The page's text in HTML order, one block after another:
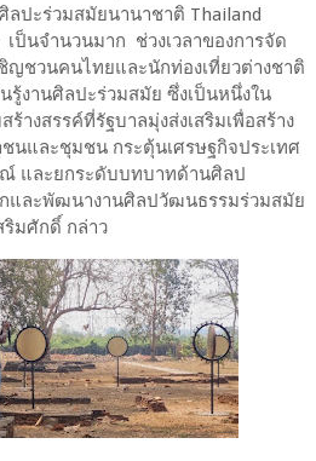
ลปะร่วมสมัยนานาชาติ Thailand
เป็นจำนวนมาก ช่วงเวลาของการจัด
ญชวนคนไทยและนักท่องเที่ยวต่างชาติ
รู้งานศิลปะร่วมสมัย ซึ่งเป็นหนึ่งใน
างสรรค์ที่รัฐบาลมุ่งส่งเสริมเพื่อสร้าง
นและชุมชน กระตุ้นเศรษฐกิจประเทศ
และยกระดับบทบาทด้านศิลป
และพัฒนางานศิลปวัฒนธรรมร่วมสมัย
ริมศักดิ์ กล่าว